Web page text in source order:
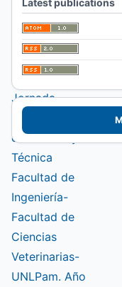
Ciencia y
Técnica y
Extensión. VI
Jornada
de Ciencia y
Técnica
Facultad de
Ingeniería-
Facultad de
Ciencias
Veterinarias-
UNLPam. Año